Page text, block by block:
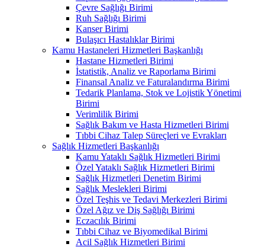
Çevre Sağlığı Birimi
Ruh Sağlığı Birimi
Kanser Birimi
Bulaşıcı Hastalıklar Birimi
Kamu Hastaneleri Hizmetleri Başkanlığı
Hastane Hizmetleri Birimi
İstatistik, Analiz ve Raporlama Birimi
Finansal Analiz ve Faturalandırma Birimi
Tedarik Planlama, Stok ve Lojistik Yönetimi
Birimi
Verimlilik Birimi
Sağlık Bakım ve Hasta Hizmetleri Birimi
Tıbbi Cihaz Talep Süreçleri ve Evrakları
Sağlık Hizmetleri Başkanlığı
Kamu Yataklı Sağlık Hizmetleri Birimi
Özel Yataklı Sağlık Hizmetleri Birimi
Sağlık Hizmetleri Denetim Birimi
Sağlık Meslekleri Birimi
Özel Teşhis ve Tedavi Merkezleri Birimi
Özel Ağız ve Diş Sağlığı Birimi
Eczacılık Birimi
Tıbbi Cihaz ve Biyomedikal Birimi
Acil Sağlık Hizmetleri Birimi